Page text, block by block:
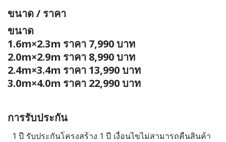
ขนาด / ราคา
ขนาด
1.6m×2.3m ราคา 7,990 บาท
2.0m×2.9m ราคา 8,990 บาท
2.4m×3.4m ราคา 13,990 บาท
3.0m×4.0m ราคา 22,990 บาท
การรับประกัน
1 ปี รับประกันโครงสร้าง 1 ปี เงื่อนไขไม่สามารถคืนสินค้า